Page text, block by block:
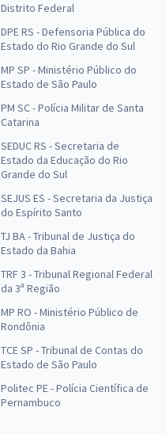
Distrito Federal
DPE RS - Defensoria Pública do
Estado do Rio Grande do Sul
MP SP - Ministério Público do
Estado de São Paulo
PM SC - Polícia Militar de Santa
Catarina
SEDUC RS - Secretaria de
Estado da Educação do Rio
Grande do Sul
SEJUS ES - Secretaria da Justiça
do Espírito Santo
TJ BA - Tribunal de Justiça do
Estado da Bahia
TRF 3 - Tribunal Regional Federal
da 3ª Região
MP RO - Ministério Público de
Rondônia
TCE SP - Tribunal de Contas do
Estado de São Paulo
Politec PE - Polícia Científica de
Pernambuco